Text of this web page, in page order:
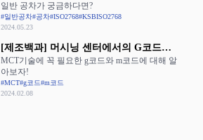
ISO 2768과 KS B ISO 2768
일반 공차가 궁금하다면?
#일반공차#공차#ISO2768#KSBISO2768
2024.05.23
[제조백과] 머시닝 센터에서의 G코드와
M코드 활용
MCT기술에 꼭 필요한 g코드와 m코드에 대해 알
아보자!
#MCT#g코드#m코드
2024.02.08